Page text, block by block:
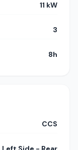
11 kW
3
8h
CCS